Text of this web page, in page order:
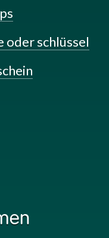
oder schlüssel